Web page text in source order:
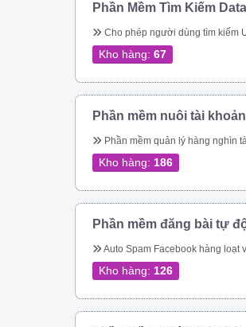
Phần Mềm Tìm Kiếm
Cho phép người dùng tìm kiếm UID của page, nhóm, Profile theo link. Quét các UID người dùng tham gia một nhóm Quét ID bài viết của một nhóm Cho phép quét UID tương tác của một bài
Kho hàng: 67
Phần mềm nuôi tài
Phần mềm quản lý hàng nghìn tài khoản Facebook Tự động thay đổi
Kho hàng: 186
Phần mềm đăng bài tự
Auto Spam Facebook hàng loạt với cơ chế chống khóa, chống spam không lo bị khóa tài khoản. Đăng tin lên group, page, cmt group tự động nhanh chóng Spam
Kho hàng: 126